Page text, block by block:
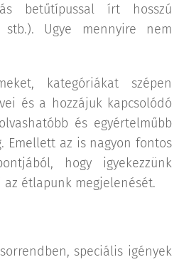
betűtípussal írt hosszú
Ugye mennyire nem
kategóriákat szépen
és a hozzájuk kapcsolódó
és egyértelműbb
Emellett az is nagyon fontos
hogy igyekezzünk
étlapunk megjelenését.
speciális igények